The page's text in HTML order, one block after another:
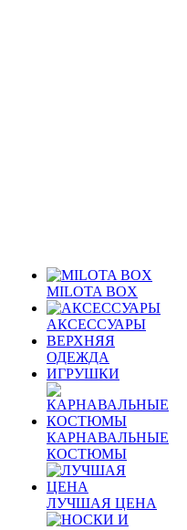
MILOTA BOX
АКСЕССУАРЫ
ВЕРХНЯЯ
ОДЕЖДА
ИГРУШКИ
КАРНАВАЛЬНЫЕ
КОСТЮМЫ
ЛУЧШАЯ ЦЕНА